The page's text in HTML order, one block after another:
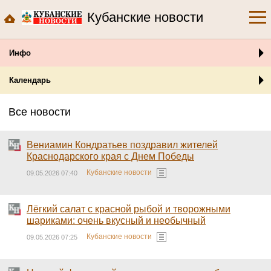
Кубанские новости
Инфо
Календарь
Все новости
Вениамин Кондратьев поздравил жителей
Краснодарского края с Днем Победы
09.05.2026 07:40 Кубанские новости
Лёгкий салат с красной рыбой и творожными
шариками: очень вкусный и необычный
09.05.2026 07:25 Кубанские новости